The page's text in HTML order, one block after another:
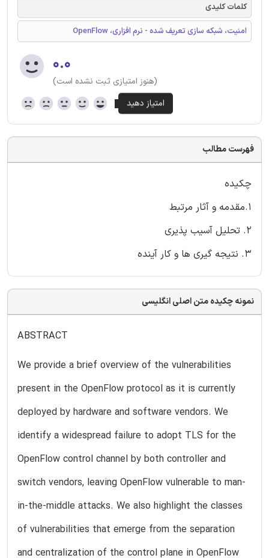
کلمات کلیدی
امنیت، شبکه سازی تعریف شده - نرم افزاری، OpenFlow
۰.۰
(هنوز امتیازی ثبت نشده است)
فهرست مطالب
چکیده
1.مقدمه و آثار مرتبط
2. تحلیل آسیب پذیری
3. نتیجه گیری ها و کار آینده
نمونه چکیده متن اصلی انگلیسی
ABSTRACT
We provide a brief overview of the vulnerabilities
present in the OpenFlow protocol as it is currently
deployed by hardware and software vendors. We
identify a widespread failure to adopt TLS for the
OpenFlow control channel by both controller and
switch vendors, leaving OpenFlow vulnerable to man-
in-the-middle attacks. We also highlight the classes
of vulnerabilities that emerge from the separation
and centralization of the control plane in OpenFlow